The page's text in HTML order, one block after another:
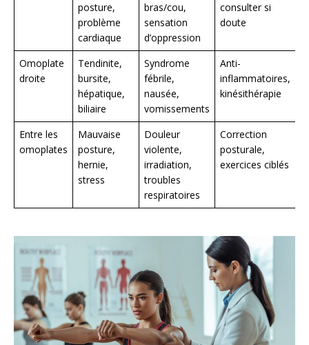
posture,
problème
cardiaque
bras/cou,
sensation
d’oppression
consulter si
doute
Omoplate
droite
Tendinite,
bursite,
hépatique,
biliaire
Syndrome
fébrile,
nausée,
vomissements
Anti-
inflammatoires,
kinésithérapie
Entre les
omoplates
Mauvaise
posture,
hernie,
stress
Douleur
violente,
irradiation,
troubles
respiratoires
Correction
posturale,
exercices ciblés